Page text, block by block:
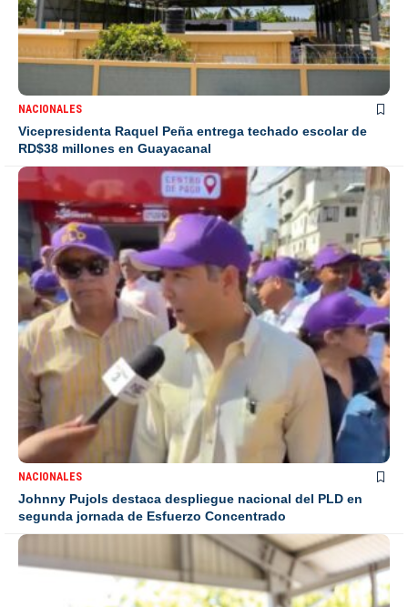
NACIONALES
Vicepresidenta Raquel Peña entrega techado escolar de
RD$38 millones en Guayacanal
NACIONALES
Johnny Pujols destaca despliegue nacional del PLD en
segunda jornada de Esfuerzo Concentrado